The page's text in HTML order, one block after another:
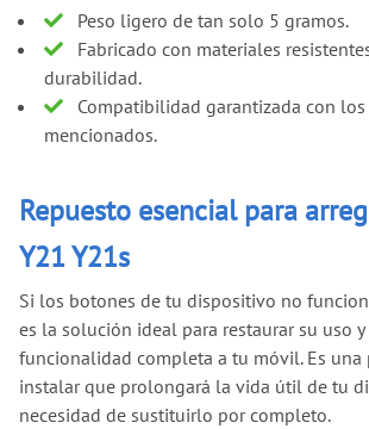
Peso ligero de tan solo 5 gramos.
Fabricado con materiales
durabilidad.
Compatibilidad garantizada con
mencionados.
Repuesto esencial para
Y21 Y21s
Si los botones de tu dispositivo no
es la solución ideal para restaurar su uso
funcionalidad completa a tu móvil. Es una
instalar que prolongará la vida útil de tu
necesidad de sustituirlo por completo.